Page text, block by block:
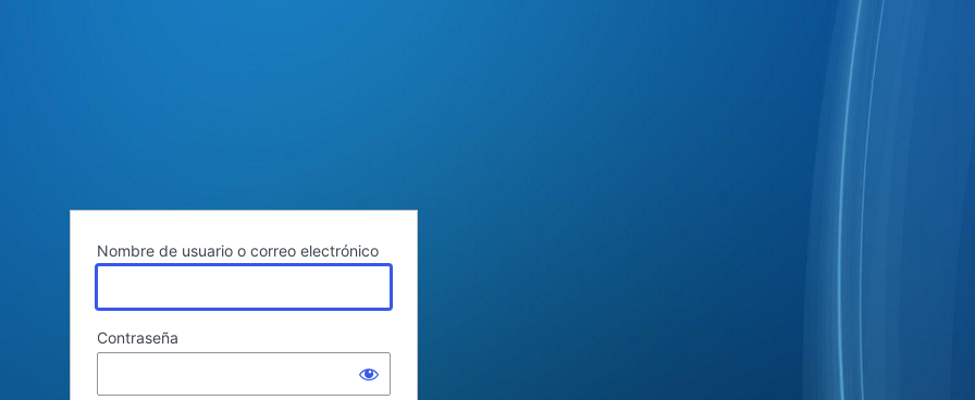
Nombre de usuario o correo electrónico
Contraseña